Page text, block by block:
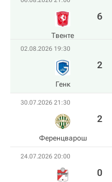
Твенте
6
02.08.2026 19:30
Генк
2
30.07.2026 21:30
Ференцварош
2
24.07.2026 20:00
0